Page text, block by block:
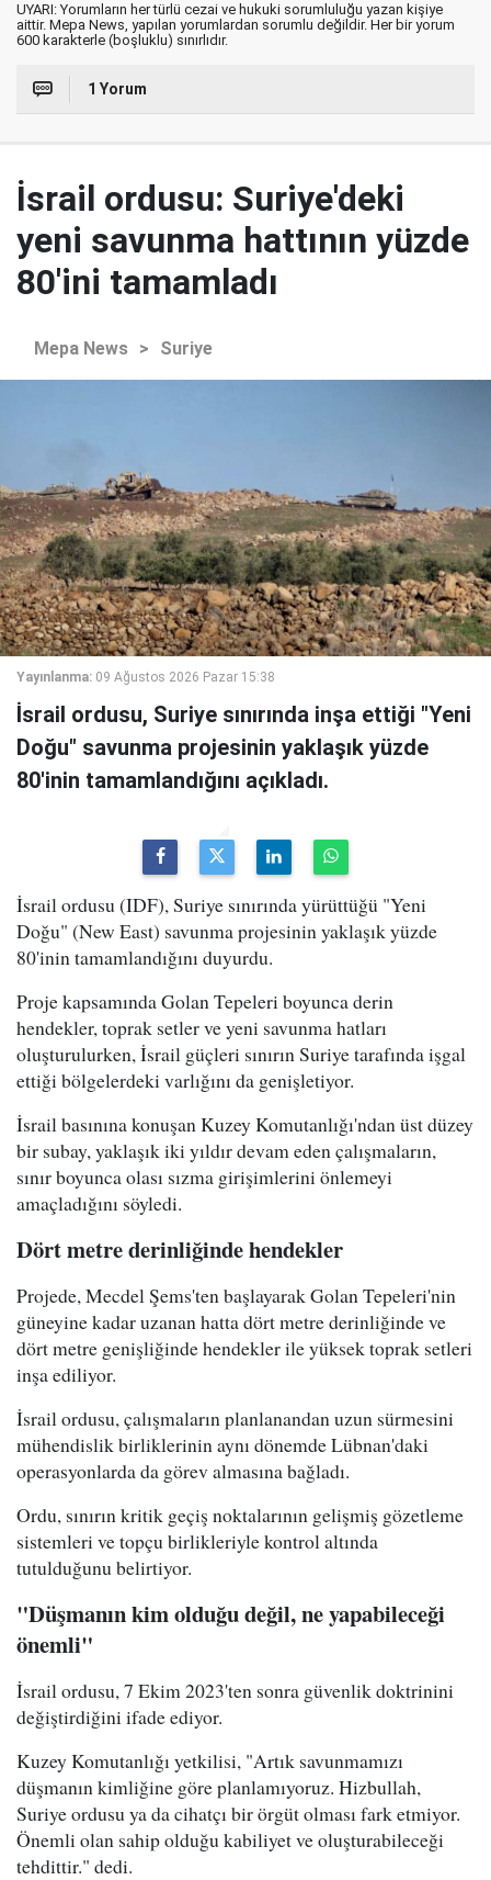
UYARI: Yorumların her türlü cezai ve hukuki sorumluluğu yazan kişiye
aittir. Mepa News, yapılan yorumlardan sorumlu değildir. Her bir yorum
600 karakterle (boşluklu) sınırlıdır.
1 Yorum
İsrail ordusu: Suriye'deki
yeni savunma hattının yüzde
80'ini tamamladı
Mepa News > Suriye
Yayınlanma: 09 Ağustos 2026 Pazar 15:38
İsrail ordusu, Suriye sınırında inşa ettiği "Yeni
Doğu" savunma projesinin yaklaşık yüzde
80'inin tamamlandığını açıkladı.
İsrail ordusu (IDF), Suriye sınırında yürüttüğü "Yeni
Doğu" (New East) savunma projesinin yaklaşık yüzde
80'inin tamamlandığını duyurdu.
Proje kapsamında Golan Tepeleri boyunca derin
hendekler, toprak setler ve yeni savunma hatları
oluşturulurken, İsrail güçleri sınırın Suriye tarafında işgal
ettiği bölgelerdeki varlığını da genişletiyor.
İsrail basınına konuşan Kuzey Komutanlığı'ndan üst düzey
bir subay, yaklaşık iki yıldır devam eden çalışmaların,
sınır boyunca olası sızma girişimlerini önlemeyi
amaçladığını söyledi.
Dört metre derinliğinde hendekler
Projede, Mecdel Şems'ten başlayarak Golan Tepeleri'nin
güneyine kadar uzanan hatta dört metre derinliğinde ve
dört metre genişliğinde hendekler ile yüksek toprak setleri
inşa ediliyor.
İsrail ordusu, çalışmaların planlanandan uzun sürmesini
mühendislik birliklerinin aynı dönemde Lübnan'daki
operasyonlarda da görev almasına bağladı.
Ordu, sınırın kritik geçiş noktalarının gelişmiş gözetleme
sistemleri ve topçu birlikleriyle kontrol altında
tutulduğunu belirtiyor.
"Düşmanın kim olduğu değil, ne yapabileceği
önemli"
İsrail ordusu, 7 Ekim 2023'ten sonra güvenlik doktrinini
değiştirdiğini ifade ediyor.
Kuzey Komutanlığı yetkilisi, "Artık savunmamızı
düşmanın kimliğine göre planlamıyoruz. Hizbullah,
Suriye ordusu ya da cihatçı bir örgüt olması fark etmiyor.
Önemli olan sahip olduğu kabiliyet ve oluşturabileceği
tehdittir." dedi.